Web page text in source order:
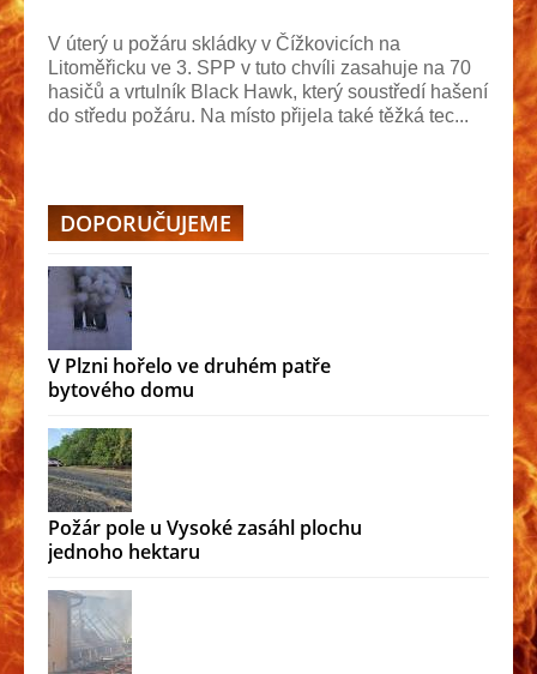
V úterý u požáru skládky v Čížkovicích na
Litoměřicku ve 3. SPP v tuto chvíli zasahuje na 70
hasičů a vrtulník Black Hawk, který soustředí hašení
do středu požáru. Na místo přijela také těžká tec...
DOPORUČUJEME
V Plzni hořelo ve druhém patře
bytového domu
Požár pole u Vysoké zasáhl plochu
jednoho hektaru